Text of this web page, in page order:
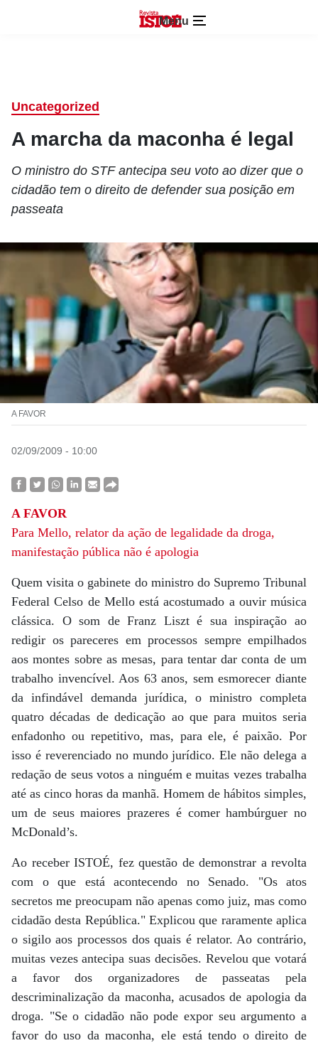
Menu
Uncategorized
A marcha da maconha é legal
O ministro do STF antecipa seu voto ao dizer que o
cidadão tem o direito de defender sua posição em
passeata
A FAVOR
02/09/2009 - 10:00
A FAVOR
Para Mello, relator da ação de legalidade da droga,
manifestação pública não é apologia
Quem visita o gabinete do ministro do Supremo Tribunal
Federal Celso de Mello está acostumado a ouvir música
clássica. O som de Franz Liszt é sua inspiração ao
redigir os pareceres em processos sempre empilhados
aos montes sobre as mesas, para tentar dar conta de um
trabalho invencível. Aos 63 anos, sem esmorecer diante
da infindável demanda jurídica, o ministro completa
quatro décadas de dedicação ao que para muitos seria
enfadonho ou repetitivo, mas, para ele, é paixão. Por
isso é reverenciado no mundo jurídico. Ele não delega a
redação de seus votos a ninguém e muitas vezes trabalha
até as cinco horas da manhã. Homem de hábitos simples,
um de seus maiores prazeres é comer hambúrguer no
McDonald’s.
Ao receber ISTOÉ, fez questão de demonstrar a revolta
com o que está acontecendo no Senado. "Os atos
secretos me preocupam não apenas como juiz, mas como
cidadão desta República." Explicou que raramente aplica
o sigilo aos processos dos quais é relator. Ao contrário,
muitas vezes antecipa suas decisões. Revelou que votará
a favor dos organizadores de passeatas pela
descriminalização da maconha, acusados de apologia da
droga. "Se o cidadão não pode expor seu argumento a
favor do uso da maconha, ele está tendo o direito de